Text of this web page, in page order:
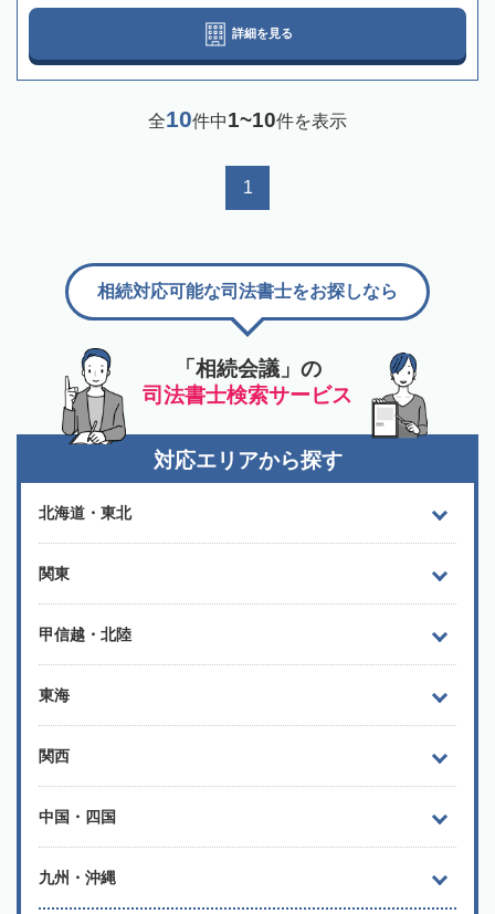
詳細を見る
全10件中1~10件を表示
1
「相続会議」の
司法書士検索サービス
相続対応可能な司法書士をお探しなら
対応エリアから探す
北海道・東北
関東
甲信越・北陸
東海
関西
中国・四国
九州・沖縄